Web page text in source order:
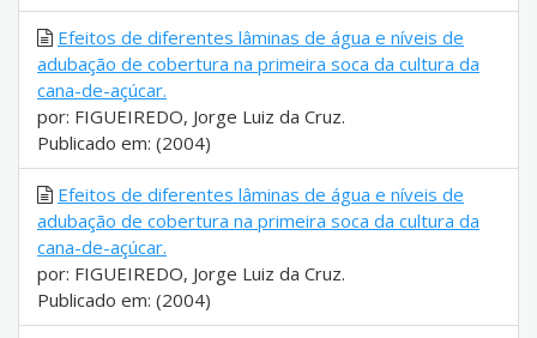
Efeitos de diferentes lâminas de água e níveis de
adubação de cobertura na primeira soca da cultura da
cana-de-açúcar.
por: FIGUEIREDO, Jorge Luiz da Cruz.
Publicado em: (2004)
Efeitos de diferentes lâminas de água e níveis de
adubação de cobertura na primeira soca da cultura da
cana-de-açúcar.
por: FIGUEIREDO, Jorge Luiz da Cruz.
Publicado em: (2004)